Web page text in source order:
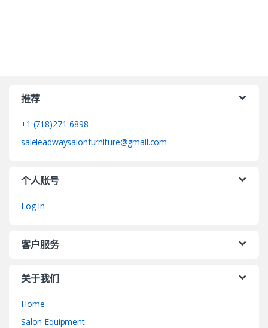
推荐
+1 (718)271-6898
saleleadwaysalonfurniture@gmail.com
个人账号
Log In
客户服务
关于我们
Home
Salon Equipment